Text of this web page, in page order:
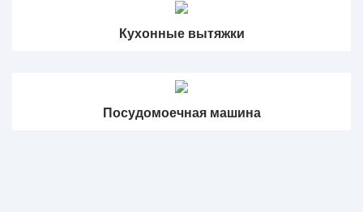
Кухонные вытяжки
Посудомоечная машина